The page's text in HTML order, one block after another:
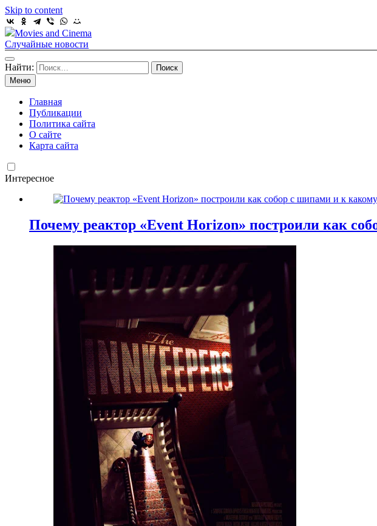
Skip to content
Movies and Cinema
Случайные новости
Найти:
Меню
Главная
Публикации
Политика сайта
О сайте
Карта сайта
Интересное
Почему реактор «Event Horizon» построили как